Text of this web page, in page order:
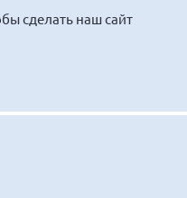
сделать наш сайт